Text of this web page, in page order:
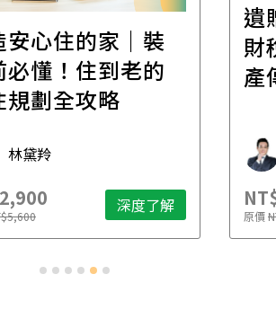
安心住的家｜裝
必懂！住到老的
規劃全攻略
林黛羚
深度了解
遺
財
產
原價